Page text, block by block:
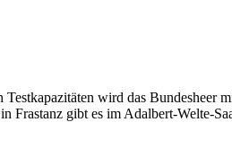
wird das Bundesheer
gibt es im Adalbert-Welte-